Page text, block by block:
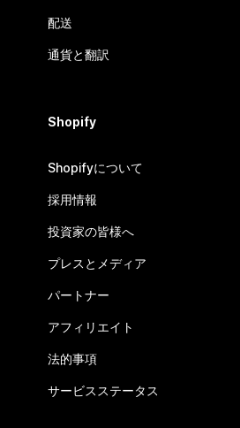
配送
通貨と翻訳
Shopify
Shopifyについて
採用情報
投資家の皆様へ
プレスとメディア
パートナー
アフィリエイト
法的事項
サービスステータス